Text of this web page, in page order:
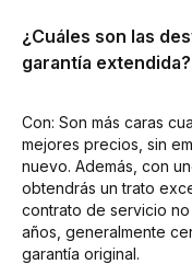
¿Cuáles son las
garantía extendida?
Con: Son más caras
mejores precios, sin
nuevo. Además, con
obtendrás un trato
contrato de servicio
años, generalmente
garantía original.